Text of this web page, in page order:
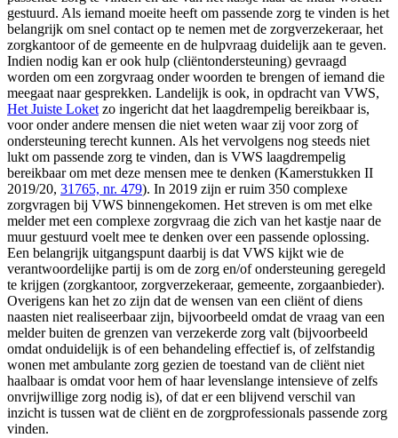
gestuurd. Als iemand moeite heeft om passende zorg te vinden is het
belangrijk om snel contact op te nemen met de zorgverzekeraar, het
zorgkantoor of de gemeente en de hulpvraag duidelijk aan te geven.
Indien nodig kan er ook hulp (cliëntondersteuning) gevraagd
worden om een zorgvraag onder woorden te brengen of iemand die
meegaat naar gesprekken. Landelijk is ook, in opdracht van VWS,
Het Juiste Loket zo ingericht dat het laagdrempelig bereikbaar is,
voor onder andere mensen die niet weten waar zij voor zorg of
ondersteuning terecht kunnen. Als het vervolgens nog steeds niet
lukt om passende zorg te vinden, dan is VWS laagdrempelig
bereikbaar om met deze mensen mee te denken (Kamerstukken II
2019/20, 31765, nr. 479). In 2019 zijn er ruim 350 complexe
zorgvragen bij VWS binnengekomen. Het streven is om met elke
melder met een complexe zorgvraag die zich van het kastje naar de
muur gestuurd voelt mee te denken over een passende oplossing.
Een belangrijk uitgangspunt daarbij is dat VWS kijkt wie de
verantwoordelijke partij is om de zorg en/of ondersteuning geregeld
te krijgen (zorgkantoor, zorgverzekeraar, gemeente, zorgaanbieder).
Overigens kan het zo zijn dat de wensen van een cliënt of diens
naasten niet realiseerbaar zijn, bijvoorbeeld omdat de vraag van een
melder buiten de grenzen van verzekerde zorg valt (bijvoorbeeld
omdat onduidelijk is of een behandeling effectief is, of zelfstandig
wonen met ambulante zorg gezien de toestand van de cliënt niet
haalbaar is omdat voor hem of haar levenslange intensieve of zelfs
onvrijwillige zorg nodig is), of dat er een blijvend verschil van
inzicht is tussen wat de cliënt en de zorgprofessionals passende zorg
vinden.